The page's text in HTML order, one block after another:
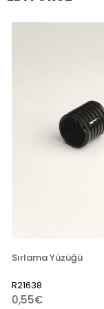
Sırlama Yüzüğü
R21638
0,55€